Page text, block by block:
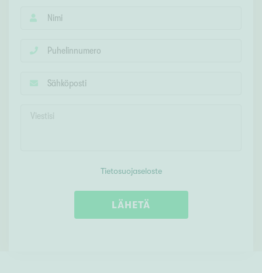
Tietosuojaseloste
LÄHETÄ